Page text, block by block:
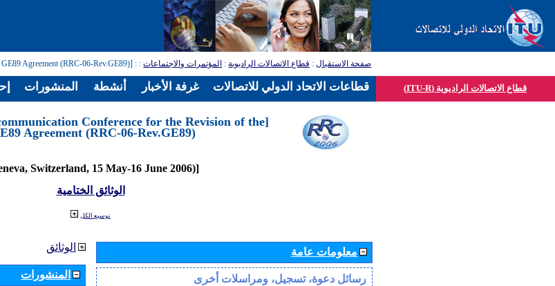
صفحة الاستقبال: قطاع الاتصالات الراديوية: المؤتمرات والاجتماعات:
: [Regional Radiocommunication Conference for the Revision of the GE89 Agreement (RRC-06-Rev.GE89)]
قطاع الاتصالات الراديوية (ITU-R)
Conference for the Revision of the
Agreement (RRC-06-Rev.GE89)]
[(Geneva, Switzerland, 15 May-16 June 2006)]
الوثائق الختامية
توسيع الكل
الوثائق
المنشورات
معلومات عامة
رسائل دعوة، تسجيل، ومراسلات أخرى
المنشورات أنشطة غرفة الأخبار قطاعات الاتحاد الدولي للاتصالات